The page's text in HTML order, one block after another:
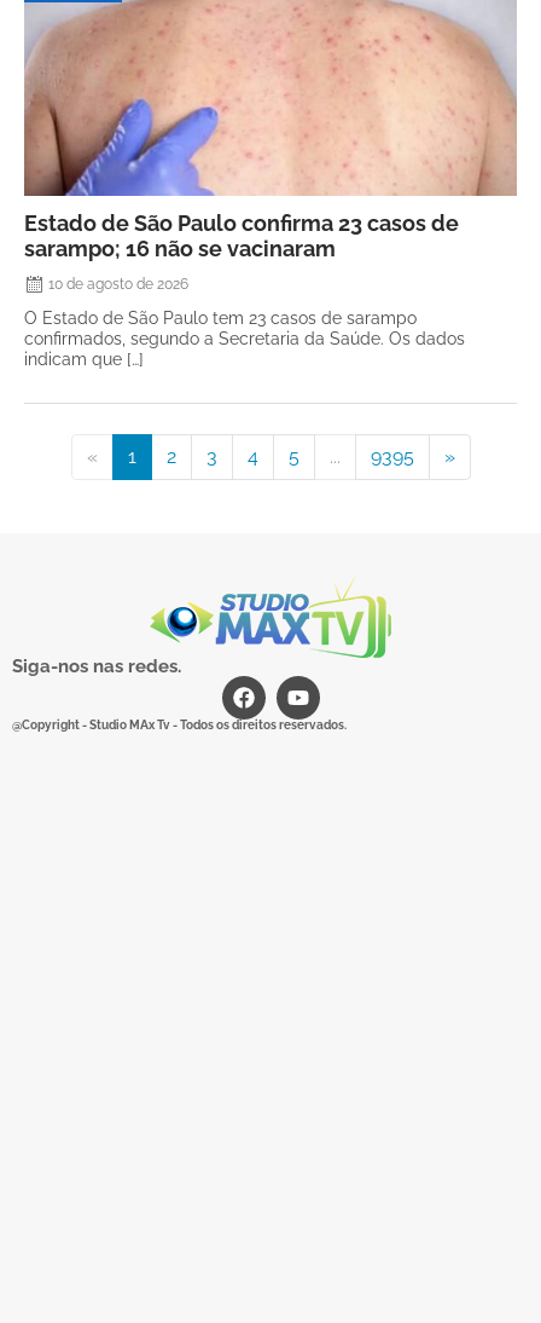
Estado de São Paulo confirma 23 casos de
sarampo; 16 não se vacinaram
10 de agosto de 2026
O Estado de São Paulo tem 23 casos de sarampo
confirmados, segundo a Secretaria da Saúde. Os dados
indicam que […]
« 1 2 3 4 5 ... 9395 »
Siga-nos nas redes.
@Copyright - Studio MAx Tv - Todos os direitos reservados.